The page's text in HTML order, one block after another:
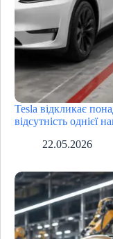
Tesla відкликає
відсутність однієї
22.05.2026